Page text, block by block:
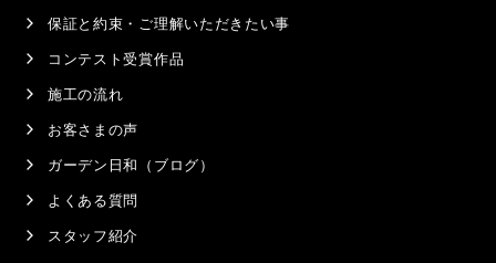
保証と約束・ご理解いただきたい事
コンテスト受賞作品
施工の流れ
お客さまの声
ガーデン日和（ブログ）
よくある質問
スタッフ紹介